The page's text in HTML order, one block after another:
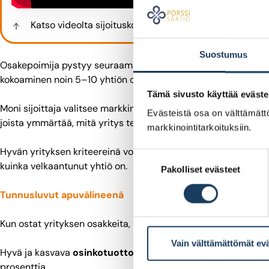
Suostumus
Tämä sivusto käyttää
Evästeistä osa on
markkinointitarkoituksiin.
Suostumuksen
Pakolliset evästeet
Vain välttämättömät
Katso videolta sijoituskohteiden valintakriteereitä.
Osakepoimija pystyy seuraamaan salkkunsa yhtiöitä ja
kokoaminen noin 5–10 yhtiön osakkeista on pitkällä
Moni sijoittaja valitsee markkina-arvoltaan suuria ja
joista ymmärtää, mitä yritys tekee.
Hyvän yrityksen kriteereinä voi pitää esimerkiksi hyvää
kuinka velkaantunut yhtiö on.
Tunnusluvut apuvälineenä
Kun ostat yrityksen osakkeita, sinusta tulee yksi yhtiön
Hyvä ja kasvava osinkotuotto on yksi yleinen kriteeri.